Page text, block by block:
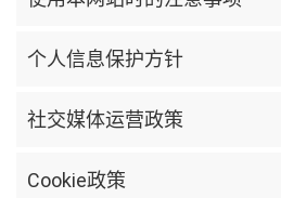
个人信息保护方针
社交媒体运营政策
Cookie政策